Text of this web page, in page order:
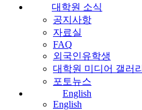
대학원 소식
공지사항
자료실
FAQ
외국인유학생
대학원 미디어 갤러리
포토뉴스
English
English